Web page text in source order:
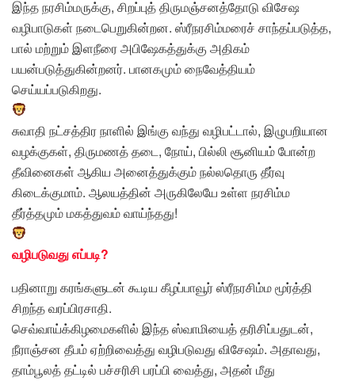
இந்த நரசிம்மருக்கு, சிறப்புத் திருமஞ்சனத்தோடு விசேஷ
வழிபாடுகள் நடைபெறுகின்றன. ஸ்ரீநரசிம்மரைச் சாந்தப்படுத்த,
பால் மற்றும் இளநீரை அபிஷேகத்துக்கு அதிகம்
பயன்படுத்துகின்றனர். பானகமும் நைவேத்தியம்
செய்யப்படுகிறது.
சுவாதி நட்சத்திர நாளில் இங்கு வந்து வழிபட்டால், இழுபறியான
வழக்குகள், திருமணத் தடை, நோய், பில்லி சூனியம் போன்ற
தீவினைகள் ஆகிய அனைத்துக்கும் நல்லதொரு தீர்வு
கிடைக்குமாம். ஆலயத்தின் அருகிலேயே உள்ள நரசிம்ம
தீர்த்தமும் மகத்துவம் வாய்ந்தது!
வழிபடுவது எப்படி?
பதினாறு கரங்களுடன் கூடிய கீழப்பாவூர் ஸ்ரீநரசிம்ம மூர்த்தி
சிறந்த வரப்பிரசாதி.
செவ்வாய்க்கிழமைகளில் இந்த ஸ்வாமியைத் தரிசிப்பதுடன்,
நீராஞ்சன தீபம் ஏற்றிவைத்து வழிபடுவது விசேஷம். அதாவது,
தாம்பூலத் தட்டில் பச்சரிசி பரப்பி வைத்து, அதன் மீது